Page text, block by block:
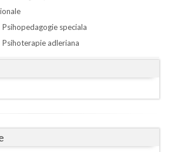
Psihopedagogie speciala
Psihoterapie adleriana